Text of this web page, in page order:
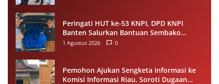
Peringati HUT ke-53 KNPI, DPD KNPI
Banten Salurkan Bantuan Sembako
Melalui Pemuda Berdampak
1 Agustus 2026 0
Pemohon Ajukan Sengketa Informasi ke
Komisi Informasi Riau, Soroti Dugaan